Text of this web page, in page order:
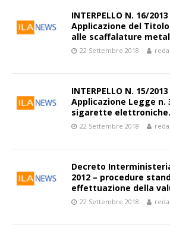
INTERPELLO N. 16/
Applicazione del Titolo
alle scaffalature
22 Settembre 2018
INTERPELLO N. 15/
Applicazione Legge n.
sigarette elettroniche.
22 Settembre 2018
Decreto
2012 – procedure
effettuazione della
22 Settembre 2018